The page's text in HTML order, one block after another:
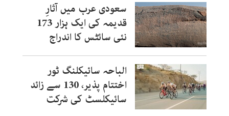
سعودی عرب میں آثارِ
قدیمہ کی ایک ہزار 173
نئی سائٹس کا اندراج
الباحہ سائیکلنگ ٹور
اختتام پذیر، 130 سے زائد
سائیکلسٹ کی شرکت